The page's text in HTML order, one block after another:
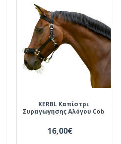
KERBL Καπίστρι
Συραγωγησης Αλόγου Cob
16,00€